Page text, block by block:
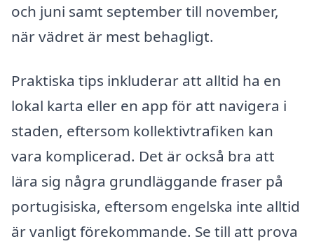
och juni samt september till november,
när vädret är mest behagligt.
Praktiska tips inkluderar att alltid ha en
lokal karta eller en app för att navigera i
staden, eftersom kollektivtrafiken kan
vara komplicerad. Det är också bra att
lära sig några grundläggande fraser på
portugisiska, eftersom engelska inte alltid
är vanligt förekommande. Se till att prova